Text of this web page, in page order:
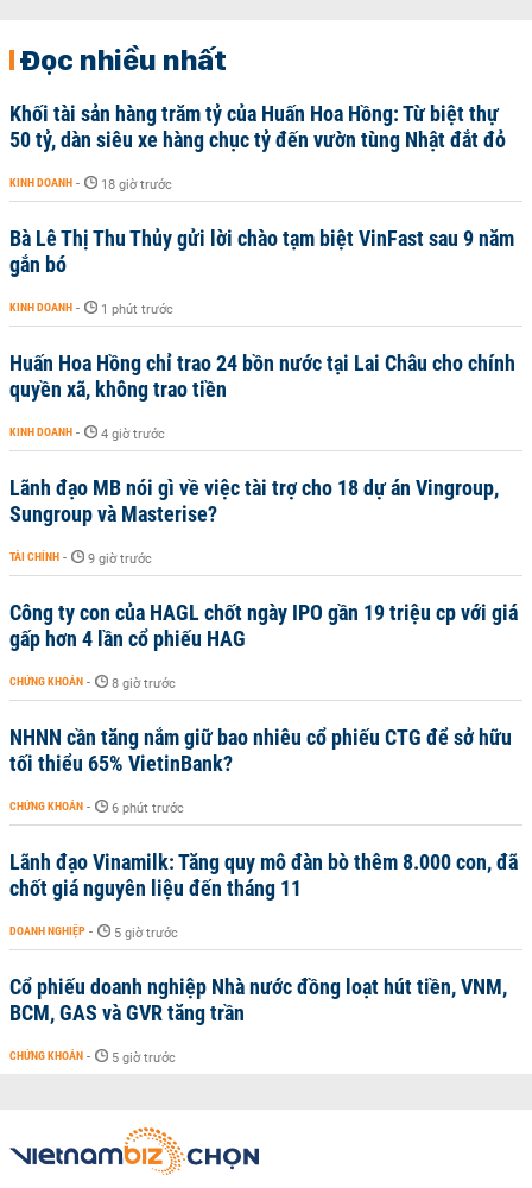
Đọc nhiều nhất
Khối tài sản hàng trăm tỷ của Huấn Hoa Hồng: Từ biệt thự
50 tỷ, dàn siêu xe hàng chục tỷ đến vườn tùng Nhật đắt đỏ
KINH DOANH - 18 giờ trước
Bà Lê Thị Thu Thủy gửi lời chào tạm biệt VinFast sau 9 năm
gắn bó
KINH DOANH - 1 phút trước
Huấn Hoa Hồng chỉ trao 24 bồn nước tại Lai Châu cho chính
quyền xã, không trao tiền
KINH DOANH - 4 giờ trước
Lãnh đạo MB nói gì về việc tài trợ cho 18 dự án Vingroup,
Sungroup và Masterise?
TÀI CHÍNH - 9 giờ trước
Công ty con của HAGL chốt ngày IPO gần 19 triệu cp với giá
gấp hơn 4 lần cổ phiếu HAG
CHỨNG KHOÁN - 8 giờ trước
NHNN cần tăng nắm giữ bao nhiêu cổ phiếu CTG để sở hữu
tối thiểu 65% VietinBank?
CHỨNG KHOÁN - 6 phút trước
Lãnh đạo Vinamilk: Tăng quy mô đàn bò thêm 8.000 con, đã
chốt giá nguyên liệu đến tháng 11
DOANH NGHIỆP - 5 giờ trước
Cổ phiếu doanh nghiệp Nhà nước đồng loạt hút tiền, VNM,
BCM, GAS và GVR tăng trần
CHỨNG KHOÁN - 5 giờ trước